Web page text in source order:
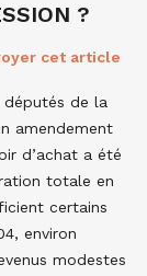
?
cet article
de la
amendement
d’achat a été
totale en
certains
environ
modestes